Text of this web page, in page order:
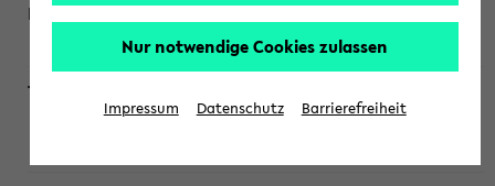
Im Examen läuft es nicht. Wie mache ich es besser?
Nur notwendige Cookies zulassen
Impressum Datenschutz Barrierefreiheit